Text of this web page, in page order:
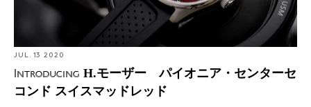
JUL. 13 2020
Introducing H.モーザー パイオニア・センターセ
コンド スイスマッドレッド